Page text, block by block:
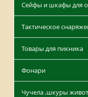
Сейфы и шкафы для
Тактическое
Товары для пикника
Фонари
Чучела ,шкуры